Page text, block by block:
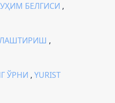
БЕЛГИСИ ,
,
ЎРНИ , YURIST